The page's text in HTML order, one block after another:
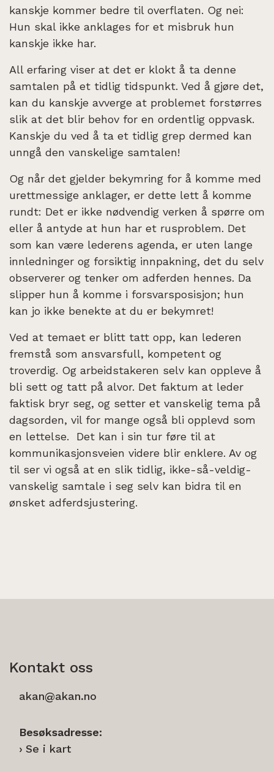
kanskje kommer bedre til overflaten. Og nei:
Hun skal ikke anklages for et misbruk hun
kanskje ikke har.
All erfaring viser at det er klokt å ta denne
samtalen på et tidlig tidspunkt. Ved å gjøre det,
kan du kanskje avverge at problemet forstørres
slik at det blir behov for en ordentlig oppvask.
Kanskje du ved å ta et tidlig grep dermed kan
unngå den vanskelige samtalen!
Og når det gjelder bekymring for å komme med
urettmessige anklager, er dette lett å komme
rundt: Det er ikke nødvendig verken å spørre om
eller å antyde at hun har et rusproblem. Det
som kan være lederens agenda, er uten lange
innledninger og forsiktig innpakning, det du selv
observerer og tenker om adferden hennes. Da
slipper hun å komme i forsvarsposisjon; hun
kan jo ikke benekte at du er bekymret!
Ved at temaet er blitt tatt opp, kan lederen
fremstå som ansvarsfull, kompetent og
troverdig. Og arbeidstakeren selv kan oppleve å
bli sett og tatt på alvor. Det faktum at leder
faktisk bryr seg, og setter et vanskelig tema på
dagsorden, vil for mange også bli opplevd som
en lettelse. Det kan i sin tur føre til at
kommunikasjonsveien videre blir enklere. Av og
til ser vi også at en slik tidlig, ikke-så-veldig-
vanskelig samtale i seg selv kan bidra til en
ønsket adferdsjustering.
Kontakt oss
akan@akan.no
Besøksadresse:
Se i kart